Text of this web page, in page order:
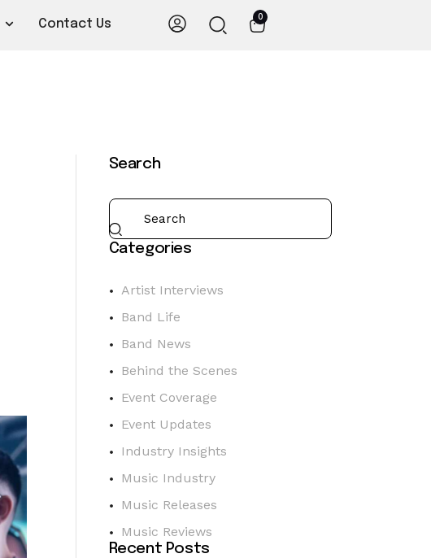
Contact Us
0
Search
Categories
Artist Interviews
Band Life
Band News
Behind the Scenes
Event Coverage
Event Updates
Industry Insights
Music Industry
Music Releases
Music Reviews
Recent Posts